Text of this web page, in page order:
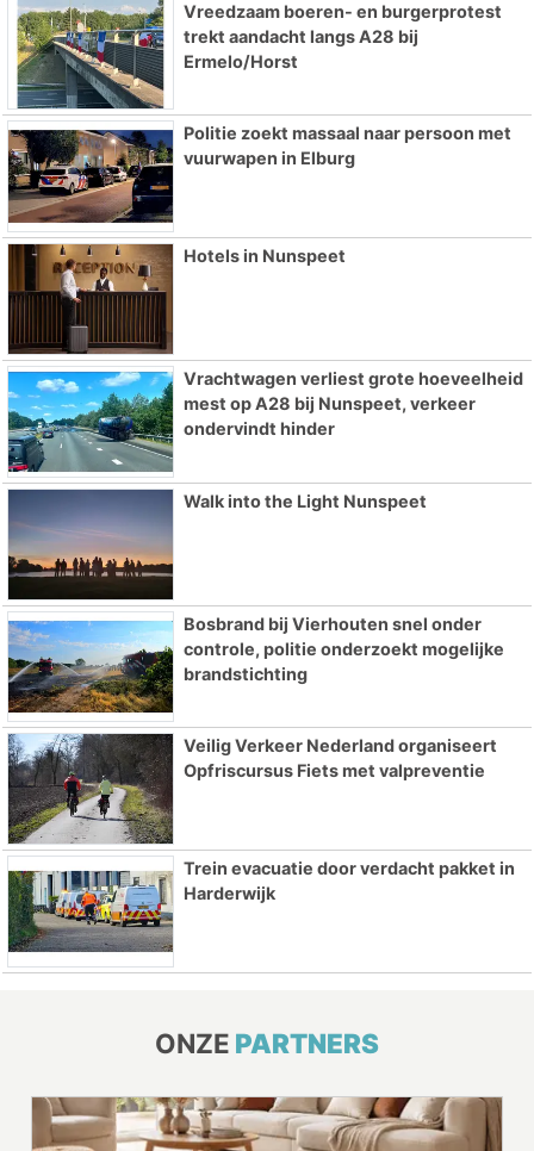
Vreedzaam boeren- en burgerprotest
trekt aandacht langs A28 bij
Ermelo/Horst
Politie zoekt massaal naar persoon met
vuurwapen in Elburg
Hotels in Nunspeet
Vrachtwagen verliest grote hoeveelheid
mest op A28 bij Nunspeet, verkeer
ondervindt hinder
Walk into the Light Nunspeet
Bosbrand bij Vierhouten snel onder
controle, politie onderzoekt mogelijke
brandstichting
Veilig Verkeer Nederland organiseert
Opfriscursus Fiets met valpreventie
Trein evacuatie door verdacht pakket in
Harderwijk
ONZE PARTNERS